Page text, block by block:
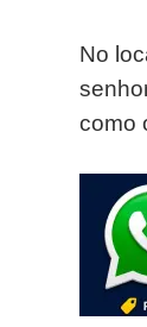
No
como